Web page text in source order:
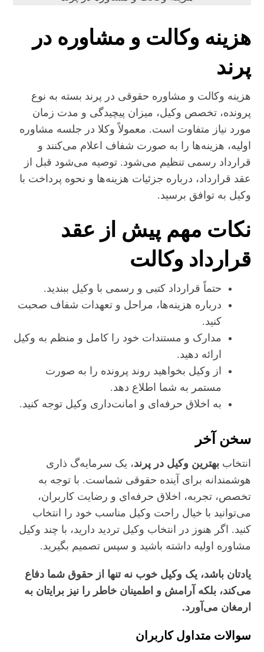
هزینه وکالت و مشاوره در
پرند
هزینه وکالت و مشاوره حقوقی در پرند بسته به نوع
پرونده، تخصص وکیل، میزان پیچیدگی و مدت زمان
مورد نیاز متفاوت است. معمولاً وکلا در جلسه مشاوره
اولیه، هزینه‌ها را به صورت شفاف اعلام می‌کنند و
قرارداد رسمی تنظیم می‌شود. توصیه می‌شود قبل از
عقد قرارداد، درباره جزئیات هزینه‌ها و نحوه پرداخت با
وکیل به توافق برسید.
نکات مهم پیش از عقد
قرارداد وکالت
حتماً قرارداد کتبی و رسمی با وکیل ببندید.
درباره هزینه‌ها، مراحل و تعهدات شفاف صحبت
کنید.
مدارک و مستندات خود را کامل و منظم به وکیل
ارائه دهید.
از وکیل بخواهید روند پرونده را به صورت
مستمر به شما اطلاع دهد.
به اخلاق حرفه‌ای و امانت‌داری وکیل توجه کنید.
سخن آخر
انتخاببهترین وکیل در پرند، یک سرمایه‌گ ذاری
هوشمندانه برای آینده حقوقی شماست. با توجه به
تخصص، تجربه، اخلاق حرفه‌ای و رضایت کاربران،
می‌توانید با خیال راحت وکیل مناسب خود را انتخاب
کنید. اگر هنوز در انتخاب وکیل تردید دارید، با چند وکیل
مشاوره اولیه داشته باشید و سپس تصمیم بگیرید.
یادتان باشد، یک وکیل خوب نه تنها از حقوق شما دفاع
می‌کند، بلکه آرامش و اطمینان خاطر را نیز برایتان به
ارمغان می‌آورد.
سوالات متداول کاربران